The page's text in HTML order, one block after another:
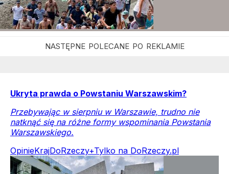
Ukryta prawda o Powstaniu Warszawskim?
Przebywając w sierpniu w Warszawie, trudno nie
natknąć się na różne formy wspominania Powstania
Warszawskiego.
OpinieKrajDoRzeczy+Tylko na DoRzeczy.pl